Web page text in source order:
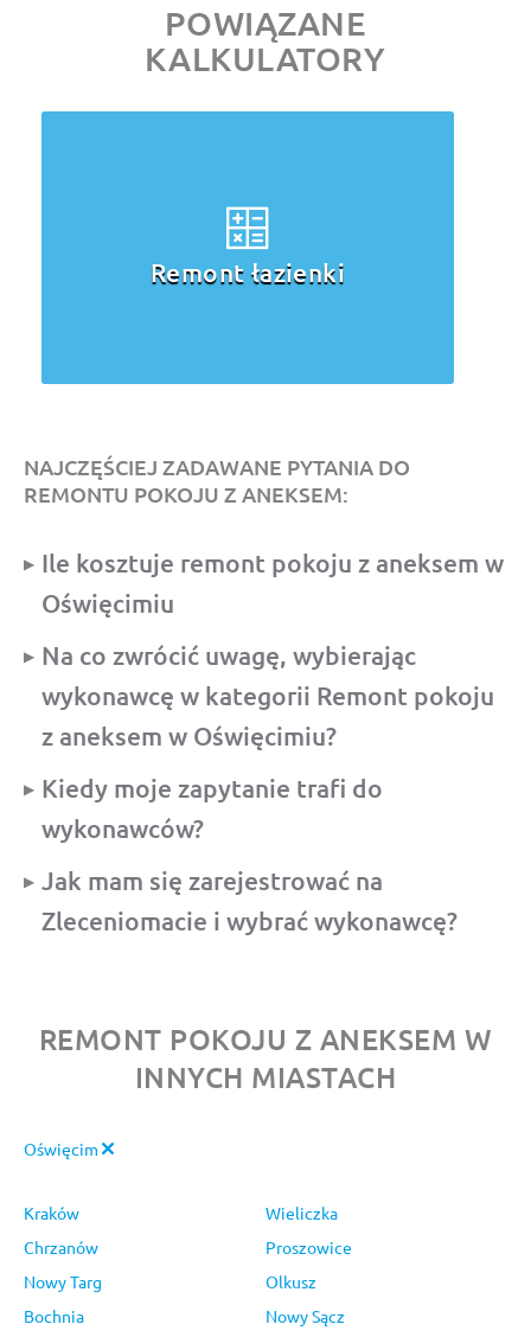
POWIĄZANE
KALKULATORY
Remont łazienki
NAJCZĘŚCIEJ ZADAWANE PYTANIA DO
REMONTU POKOJU Z ANEKSEM:
Ile kosztuje remont pokoju z aneksem w
Oświęcimiu
Na co zwrócić uwagę, wybierając
wykonawcę w kategorii Remont pokoju
z aneksem w Oświęcimiu?
Kiedy moje zapytanie trafi do
wykonawców?
Jak mam się zarejestrować na
Zleceniomacie i wybrać wykonawcę?
REMONT POKOJU Z ANEKSEM W
INNYCH MIASTACH
Oświęcim
Kraków
Wieliczka
Chrzanów
Proszowice
Nowy Targ
Olkusz
Bochnia
Nowy Sącz